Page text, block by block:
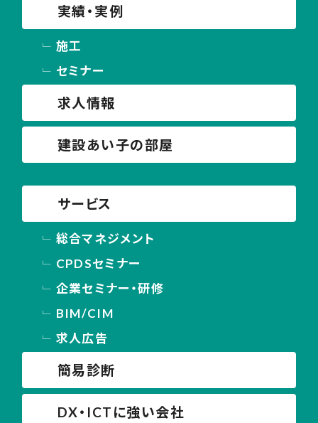
実績・実例
施工
セミナー
求人情報
建設あい子の部屋
サービス
総合マネジメント
CPDSセミナー
企業セミナー・研修
BIM/CIM
求人広告
簡易診断
DX・ICTに強い会社